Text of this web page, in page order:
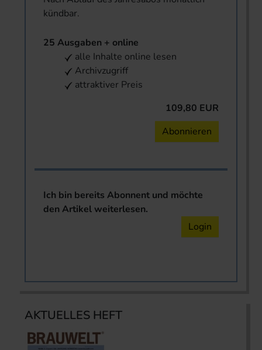
kündbar.
25 Ausgaben + online
alle Inhalte online lesen
Archivzugriff
attraktiver Preis
109,80 EUR
Abonnieren
Ich bin bereits Abonnent und möchte
den Artikel weiterlesen.
Login
AKTUELLES HEFT